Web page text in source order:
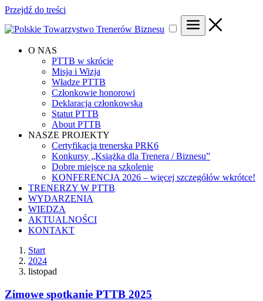
Przejdź do treści
O NAS
PTTB w skrócie
Misja i Wizja
Władze PTTB
Członkowie honorowi
Deklaracja członkowska
Statut PTTB
About PTTB
NASZE PROJEKTY
Certyfikacja trenerska PRK6
Konkursy „Książka dla Trenera / Biznesu”
Dobre miejsce na szkolenie
KONFERENCJA 2026 – więcej szczegółów wkrótce!
TRENERZY W PTTB
WYDARZENIA
WIEDZA
AKTUALNOŚCI
KONTAKT
Start
2024
listopad
Zimowe spotkanie PTTB 2025